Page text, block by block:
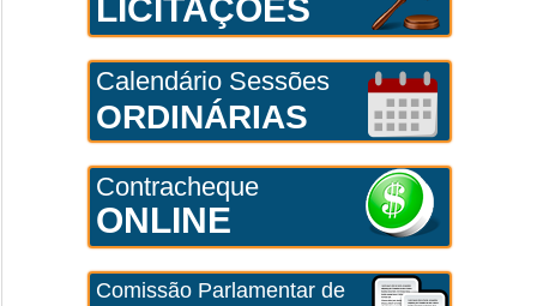
LICITAÇÕES
Calendário Sessões
ORDINÁRIAS
Contracheque
ONLINE
Comissão Parlamentar de